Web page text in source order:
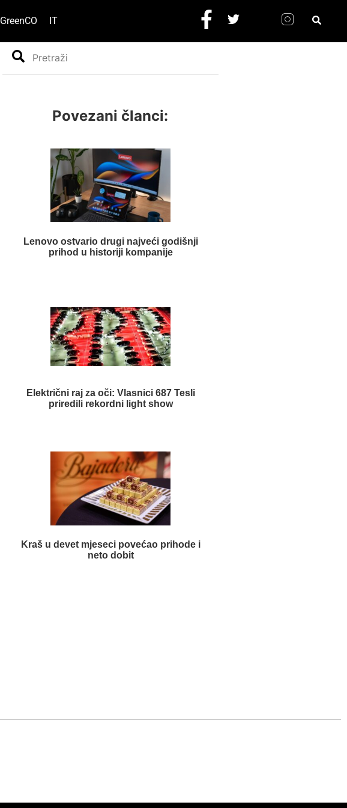
GreenCO IT
Search
Povezani članci:
Lenovo ostvario drugi najveći godišnji
prihod u historiji kompanije
Električni raj za oči: Vlasnici 687 Tesli
priredili rekordni light show
Kraš u devet mjeseci povećao prihode i
neto dobit